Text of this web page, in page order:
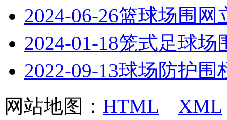
2024-06-26篮球场围网
2024-01-18笼式足球场
2022-09-13球场防护围
网站地图： HTML XML